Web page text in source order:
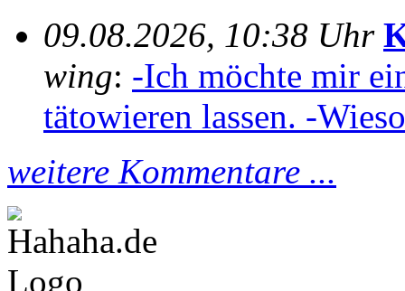
09.08.2026, 10:38 Uhr
wing: -Ich möchte mir
tätowieren lassen. -
weitere Kommentare ...